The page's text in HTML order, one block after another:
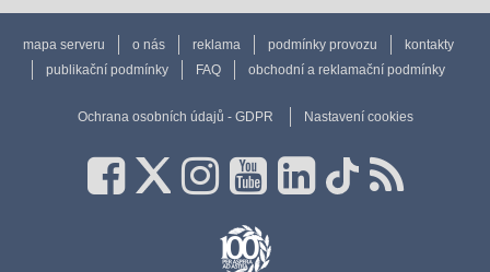
mapa serveru o nás reklama podmínky provozu
kontakty
publikační podmínky
FAQ obchodní a reklamační podmínky
Ochrana osobních údajů - GDPR Nastavení cookies